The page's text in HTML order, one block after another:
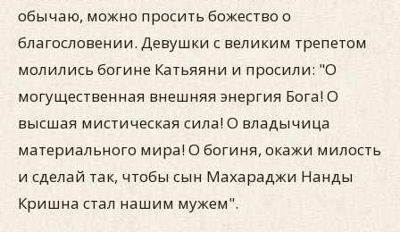
обычаю, можно просить божество о
благословении. Девушки с великим трепетом
молились богине Катьяяни и просили: "О
могущественная внешняя энергия Бога! О
высшая мистическая сила! О владычица
материального мира! О богиня, окажи милость
и сделай так, чтобы сын Махараджи Нанды
Кришна стал нашим мужем".